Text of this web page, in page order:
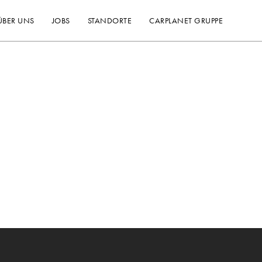
UNS JOBS STANDORTE CARPLANET GRUPPE